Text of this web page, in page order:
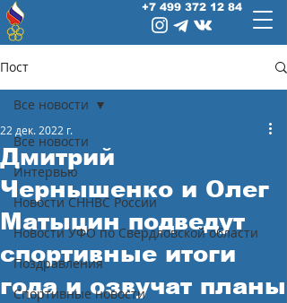
+7 499 372 12 84
Пост
Все новости
Интервью
Новости СННВС России
Новости УФО по Свердловской области
Поздравления
Спортивные новости
Все новости
Дмитрий
Чернышенко и Олег
Матыцин подведут
спортивные итоги
года и озвучат планы
22 дек. 2022 г.